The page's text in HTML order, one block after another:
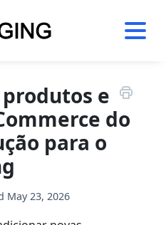
e
do
para o
May 23, 2026